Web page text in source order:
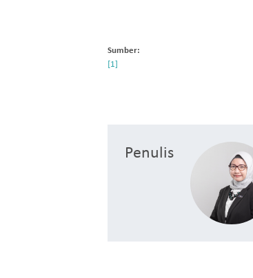
Sumber:
Penulis